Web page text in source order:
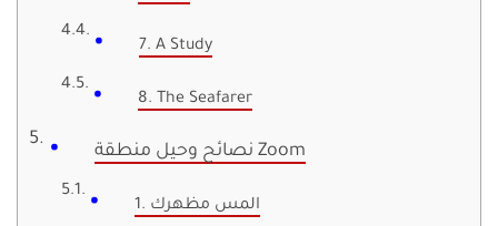
7. A Study
8. The Seafarer
نصائح وحيل منطقة Zoom
1. المس مظهرك